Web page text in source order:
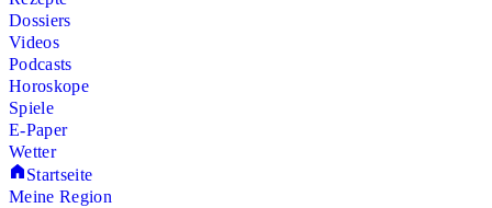
Dossiers
Videos
Podcasts
Horoskope
Spiele
E-Paper
Wetter
Startseite
Meine Region